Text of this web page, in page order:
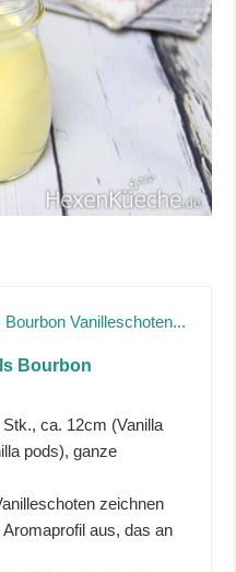
Bourbon
ca. 12cm (Vanilla
pods), ganze
zeichnen
aus, das an